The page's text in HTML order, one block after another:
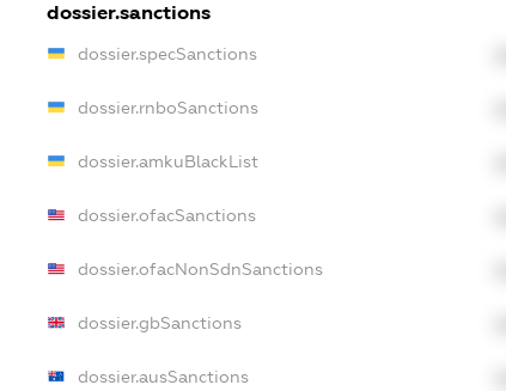
dossier.sanctions
dossier.specSanctions
dossier.rnboSanctions
dossier.amkuBlackList
dossier.ofacSanctions
dossier.ofacNonSdnSanctions
dossier.gbSanctions
dossier.ausSanctions